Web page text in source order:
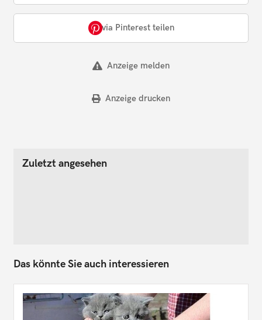
via Pinterest teilen
Anzeige melden
Anzeige drucken
Zuletzt angesehen
Das könnte Sie auch interessieren